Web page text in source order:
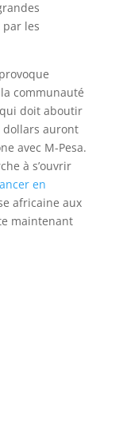
les
communauté
doit aboutir
dollars auront
avec M-Pesa.
à s’ouvrir
en
africaine aux
maintenant